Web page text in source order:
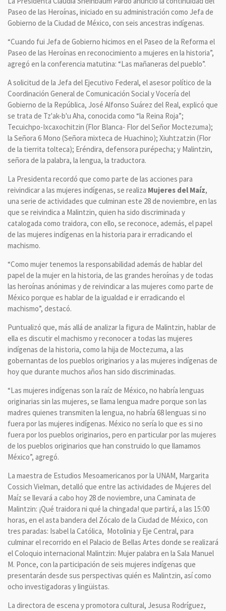
Paseo de las Heroínas, iniciado en su administración como Jefa de
Gobierno de la Ciudad de México, con seis ancestras indígenas.
“Cuando fui Jefa de Gobierno hicimos en el Paseo de la Reforma el
Paseo de las Heroínas en reconocimiento a mujeres en la historia”,
agregó en la conferencia matutina: “Las mañaneras del pueblo”.
A solicitud de la Jefa del Ejecutivo Federal, el asesor político de la
Coordinación General de Comunicación Social y Vocería del
Gobierno de la República, José Alfonso Suárez del Real, explicó que
se trata de Tz'ak-b'u Aha, conocida como “la Reina Roja”;
Tecuichpo-Ixcaxochitzin (Flor Blanca- Flor del Señor Moctezuma);
la Señora 6 Mono (Señora mixteca de Huachino); Xiuhtzatzin (Flor
de la tierrita tolteca); Eréndira, defensora purépecha; y Malintzin,
señora de la palabra, la lengua, la traductora.
La Presidenta recordó que como parte de las acciones para
reivindicar a las mujeres indígenas, se realiza Mujeres del Maíz,
una serie de actividades que culminan este 28 de noviembre, en las
que se reivindica a Malintzin, quien ha sido discriminada y
catalogada como traidora, con ello, se reconoce, además, el papel
de las mujeres indígenas en la historia para ir erradicando el
machismo.
“Como mujer tenemos la responsabilidad además de hablar del
papel de la mujer en la historia, de las grandes heroínas y de todas
las heroínas anónimas y de reivindicar a las mujeres como parte de
México porque es hablar de la igualdad e ir erradicando el
machismo”, destacó.
Puntualizó que, más allá de analizar la figura de Malintzin, hablar de
ella es discutir el machismo y reconocer a todas las mujeres
indígenas de la historia, como la hija de Moctezuma, a las
gobernantas de los pueblos originarios y a las mujeres indígenas de
hoy que durante muchos años han sido discriminadas.
“Las mujeres indígenas son la raíz de México, no habría lenguas
originarias sin las mujeres, se llama lengua madre porque son las
madres quienes transmiten la lengua, no habría 68 lenguas si no
fuera por las mujeres indígenas. México no sería lo que es si no
fuera por los pueblos originarios, pero en particular por las mujeres
de los pueblos originarios que han construido lo que llamamos
México”, agregó.
La maestra de Estudios Mesoamericanos por la UNAM, Margarita
Cossich Vielman, detalló que entre las actividades de Mujeres del
Maíz se llevará a cabo hoy 28 de noviembre, una Caminata de
Malintzin: ¡Qué traidora ni qué la chingada! que partirá, a las 15:00
horas, en el asta bandera del Zócalo de la Ciudad de México, con
tres paradas: Isabel la Católica, Motolinia y Eje Central, para
culminar el recorrido en el Palacio de Bellas Artes donde se realizará
el Coloquio internacional Malintzin: Mujer palabra en la Sala Manuel
M. Ponce, con la participación de seis mujeres indígenas que
presentarán desde sus perspectivas quién es Malintzin, así como
ocho investigadoras y lingüistas.
La directora de escena y promotora cultural, Jesusa Rodríguez,